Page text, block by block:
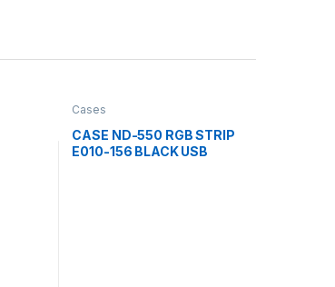
Cases
CASE ND-550 RGB STRIP
E010-156 BLACK USB